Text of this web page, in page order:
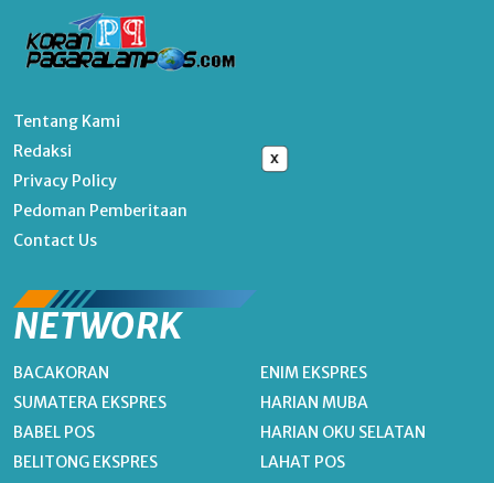
x
Tentang Kami
Redaksi
Privacy Policy
Pedoman Pemberitaan
Contact Us
NETWORK
BACAKORAN
SUMATERA EKSPRES
BABEL POS
BELITONG EKSPRES
ENIM EKSPRES
HARIAN MUBA
HARIAN OKU SELATAN
LAHAT POS